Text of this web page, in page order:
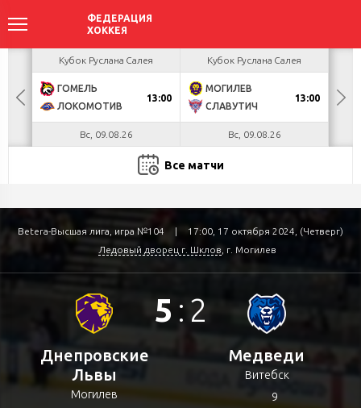
БУЛ
Кубок Руслана Салея
ГОМЕЛЬ
ЛОКОМОТИВ
13:00
Вс, 09.08.26
Кубок Руслана Салея
МОГИЛЕВ
СЛАВУТИЧ
13:00
Вс, 09.08.26
Все матчи
Betera-Высшая лига, игра №104 |
17:00, 17 октября 2024, (Четверг)
Ледовый дворец г. Шклов , г. Могилев
Днепровские
Львы
Могилев
5 : 2
Медведи
Витебск
9